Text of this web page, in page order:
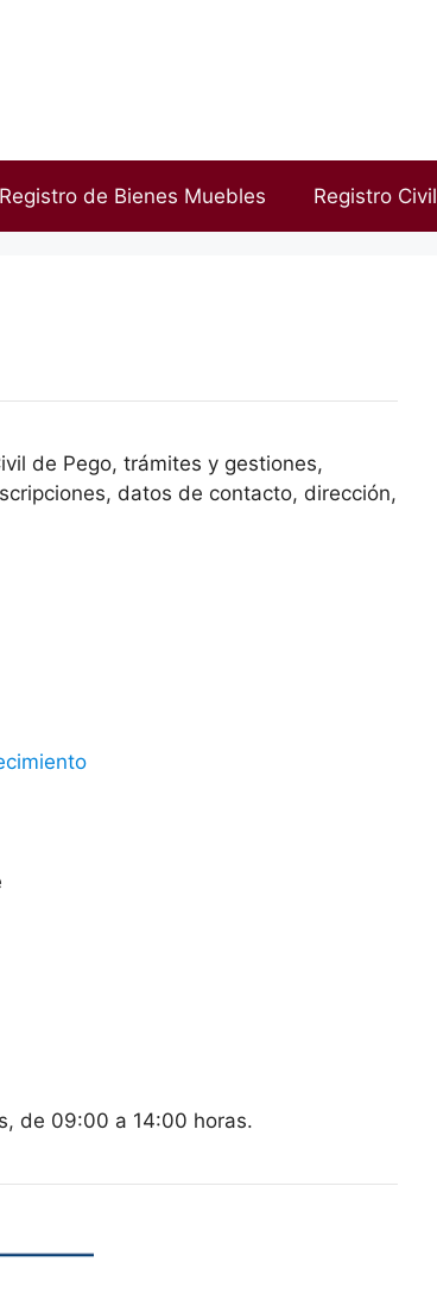
Registro de Bienes Muebles Registro Civil
de Pego, trámites y gestiones,
datos de contacto, dirección,
de 09:00 a 14:00 horas.